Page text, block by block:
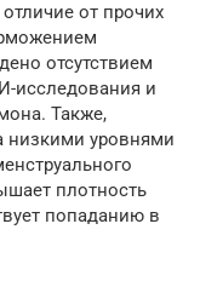
от прочих
отсутствием
исследования и
Также,
низкими уровнями
плотность
попаданию в